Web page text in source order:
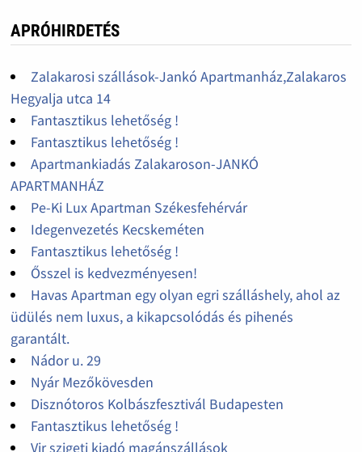
APRÓHIRDETÉS
Zalakarosi szállások-Jankó Apartmanház,Zalakaros
Hegyalja utca 14
Fantasztikus lehetőség !
Fantasztikus lehetőség !
Apartmankiadás Zalakaroson-JANKÓ
APARTMANHÁZ
Pe-Ki Lux Apartman Székesfehérvár
Idegenvezetés Kecskeméten
Fantasztikus lehetőség !
Ősszel is kedvezményesen!
Havas Apartman egy olyan egri szálláshely, ahol az
üdülés nem luxus, a kikapcsolódás és pihenés
garantált.
Nádor u. 29
Nyár Mezőkövesden
Disznótoros Kolbászfesztivál Budapesten
Fantasztikus lehetőség !
Vir szigeti kiadó magánszállások